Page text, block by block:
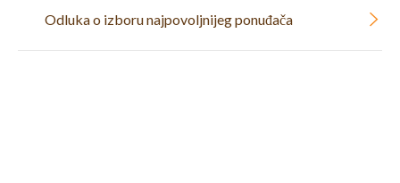
Odluka o izboru najpovoljnijeg ponuđača